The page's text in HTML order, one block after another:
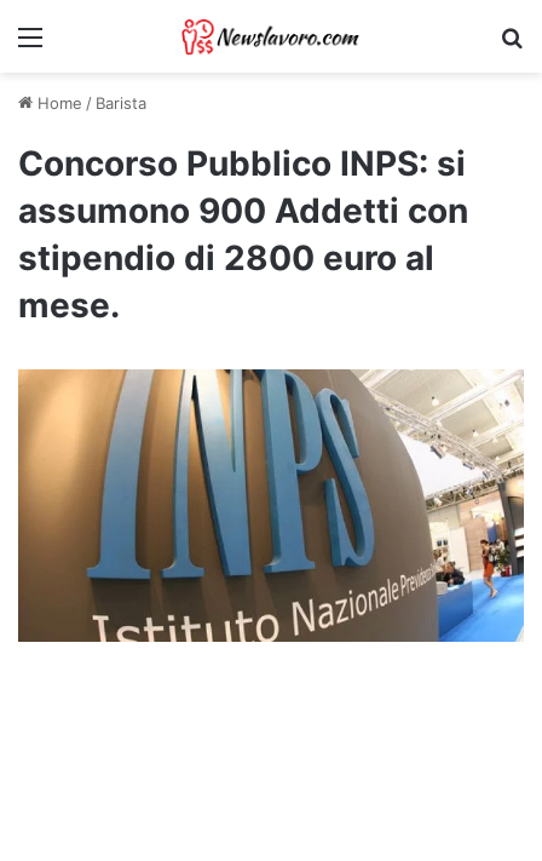
Menu
Home / Barista
Concorso Pubblico INPS: si
assumono 900 Addetti con
stipendio di 2800 euro al
mese.